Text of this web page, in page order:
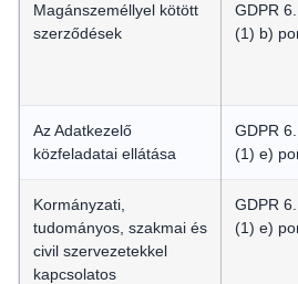
Magánszeméllyel kötött
szerződések
GDPR
(1) b)
Az Adatkezelő
közfeladatai ellátása
GDPR
(1) e)
Kormányzati,
tudományos, szakmai és
civil szervezetekkel
kapcsolatos
GDPR
(1) e)